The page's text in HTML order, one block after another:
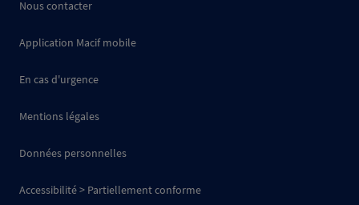
Nous contacter
Application Macif mobile
En cas d'urgence
Mentions légales
Données personnelles
Accessibilité > Partiellement conforme